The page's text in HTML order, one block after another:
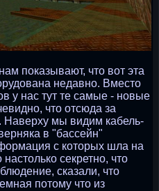
показывают, что вот эта
недавно. Вместо
у нас тут те самые - новые
что отсюда за
Наверху мы видим кабель-
в "бассейн"
с которых шла на
секретно, что
сказали, что
потому что из